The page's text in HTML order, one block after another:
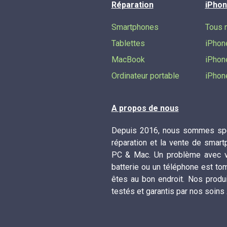
A propos de nous
Depuis 2016, nous sommes
réparation et la vente de
PC & Mac. Un problème avec
batterie ou un téléphone est
êtes au bon endroit. Nos
testés et garantis par nos soins .
Réparation
Smartphones
Tablettes
MacBook
Ordinateur portable
Tous